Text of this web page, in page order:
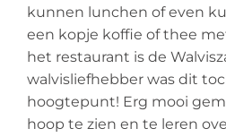
kunnen lunchen of even
een kopje koffie of thee
het restaurant is de
walvisliefhebber was dit
hoogtepunt! Erg mooi
hoop te zien en te leren